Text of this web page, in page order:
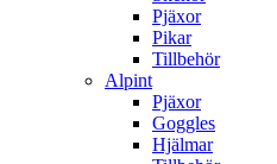
Pjäxor
Pikar
Tillbehör
Alpint
Pjäxor
Goggles
Hjälmar